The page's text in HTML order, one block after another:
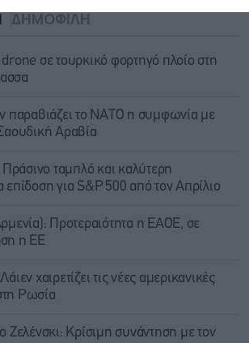
ΔΗΜΟΦΙΛΗ
σε τουρκικό φορτηγό πλοίο στη
παραβιάζει το ΝΑΤΟ η συμφωνία με
Αραβία
ταμπλό και καλύτερη
επίδοση για S&P 500 από τον Απρίλιο
Προτεραιότητα η ΕΑΟΕ, σε
η ΕΕ
χαιρετίζει τις νέες αμερικανικές
Ρωσία
Ζελένσκι: Κρίσιμη συνάντηση με τον